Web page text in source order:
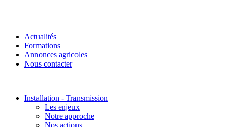
Actualités
Formations
Annonces agricoles
Nous contacter
Installation - Transmission
Les enjeux
Notre approche
Nos actions